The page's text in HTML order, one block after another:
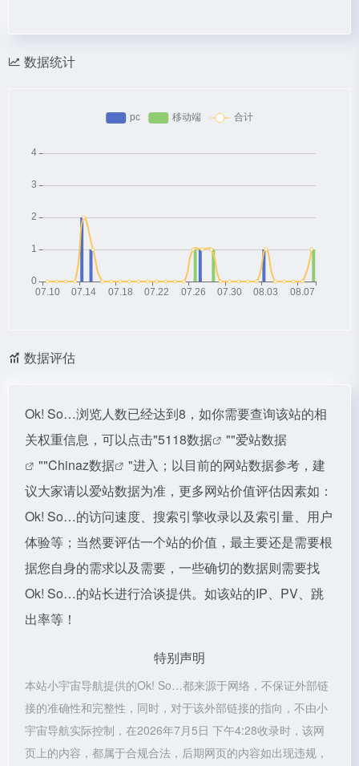
数据统计
数据评估
Ok! So…浏览人数已经达到8，如你需要查询该站的相
关权重信息，可以点击"5118数据 ""爱站数据
""Chinaz数据
"进入；以目前的网站数据参考，建
议大家请以爱站数据为准，更多网站价值评估因素如：
Ok! So…的访问速度、搜索引擎收录以及索引量、用户
体验等；当然要评估一个站的价值，最主要还是需要根
据您自身的需求以及需要，一些确切的数据则需要找
Ok! So…的站长进行洽谈提供。如该站的IP、PV、跳
出率等！
特别声明
本站小宇宙导航提供的Ok! So…都来源于网络，不保证外部链
接的准确性和完整性，同时，对于该外部链接的指向，不由小
宇宙导航实际控制，在2026年7月5日 下午4:28收录时，该网
页上的内容，都属于合规合法，后期网页的内容如出现违规，